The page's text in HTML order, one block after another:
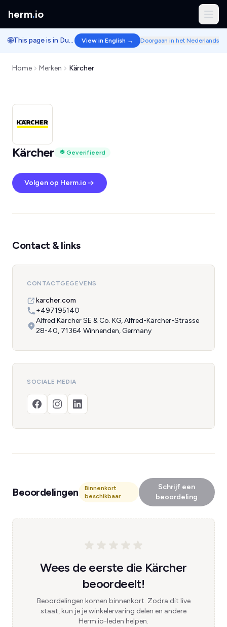
herm.io
🌐 This page is in Dutch. View in English → Doorgaan in het Nederlands
Home Merken Kärcher
Kärcher Geverifieerd
Volgen op Herm.io
Contact & links
CONTACTGEGEVENS
karcher.com
+497195140
Alfred Kärcher SE & Co. KG, Alfred-Kärcher-Strasse
28-40, 71364 Winnenden, Germany
SOCIALE MEDIA
Beoordelingen
Binnenkort
beschikbaar
Schrijf een
beoordeling
Wees de eerste die Kärcher
beoordeelt!
Beoordelingen komen binnenkort. Zodra dit live
staat, kun je je winkelervaring delen en andere
Herm.io-leden helpen.